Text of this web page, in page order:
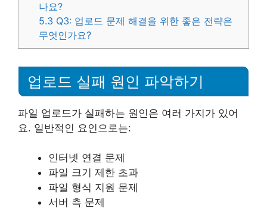
나요?
5.3 Q3: 업로드 문제 해결을 위한 좋은 전략은
무엇인가요?
업로드 실패 원인 파악하기
파일 업로드가 실패하는 원인은 여러 가지가 있어
요. 일반적인 요인으로는:
인터넷 연결 문제
파일 크기 제한 초과
파일 형식 지원 문제
서버 측 문제